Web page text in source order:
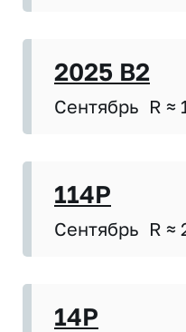
2025 B2
Сентябрь R ≈
114P
Сентябрь R ≈
14P